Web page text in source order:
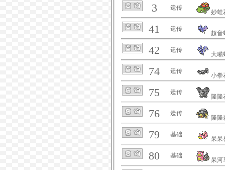
3 遗传
妙蛙
41 遗传
超音
42 遗传
大嘴
74 遗传
小拳
75 遗传
隆隆
76 遗传
隆隆
79 基础
呆呆
80 基础
呆河